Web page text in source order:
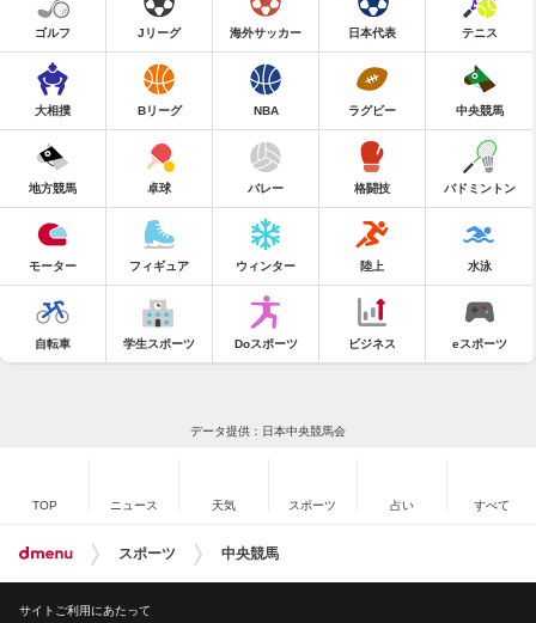
ゴルフ Jリーグ 海外サッカー 日本代表 テニス
大相撲 Bリーグ NBA ラグビー 中央競馬
地方競馬 卓球 バレー 格闘技 バドミントン
モーター フィギュア ウィンター 陸上 水泳
自転車 学生スポーツ Doスポーツ ビジネス eスポーツ
データ提供：日本中央競馬会
TOP ニュース 天気 スポーツ 占い すべて
スポーツ 中央競馬
サイトご利用にあたって